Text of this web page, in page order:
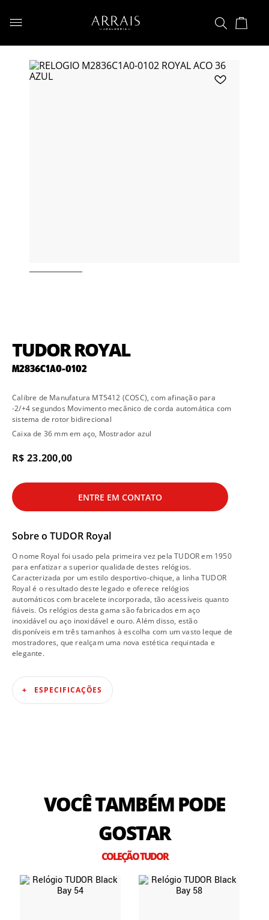
TUDOR ROYAL
M2836C1A0-0102
Calibre de Manufatura MT5412 (COSC), com afinação para
-2/+4 segundos Movimento mecânico de corda automática com
sistema de rotor bidirecional
Caixa de 36 mm em aço, Mostrador azul
R$ 23.200,00
ENTRE EM CONTATO
Sobre o TUDOR Royal
O nome Royal foi usado pela primeira vez pela TUDOR em 1950
para enfatizar a superior qualidade destes relógios.
Caracterizada por um estilo desportivo-chique, a linha TUDOR
Royal é o resultado deste legado e oferece relógios
automáticos com bracelete incorporada, tão acessíveis quanto
fiáveis. Os relógios desta gama são fabricados em aço
inoxidável ou aço inoxidável e ouro. Além disso, estão
disponíveis em três tamanhos à escolha com um vasto leque de
mostradores, que realçam uma nova estética requintada e
elegante.
ESPECIFICAÇÕES
VOCÊ TAMBÉM PODE
GOSTAR
COLEÇÃO TUDOR